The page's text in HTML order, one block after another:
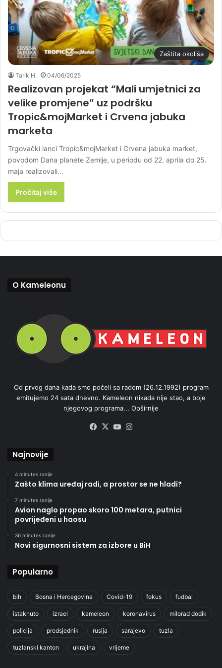
Zaštita okoliša
Tarik H. 04/06/2025
Realizovan projekat “Mali umjetnici za
velike promjene” uz podršku
Tropic&mojMarket i Crvena jabuka
marketa
Trgovački lanci Tropic&mojMarket i Crvena jabuka market,
povodom Dana planete Zemlje, u periodu od 22. aprila do 25.
maja realizovali…
Pročitaj više
O Kameleonu
Od prvog dana kada smo počeli sa radom (26.12.1992) program
emitujemo 24 sata dnevno. Kameleon nikada nije stao, a boje
njegovog programa... Opširnije
Facebook
X YouTube
Najnovije
4 minutes ranije
Zašto klima uređaj radi, a prostor se ne hladi?
7 minutes ranije
Avion naglo propao skoro 100 metara, putnici
povrijeđeni u haosu
36 minutes ranije
Novi sigurnosni sistem za izbore u BiH
Popularno
bih Bosna i Hercegovina Covid-19 fokus fudbal
istaknuto izrael kameleon koronavirus milorad dodik
policija predsjednik rusija sarajevo tuzla
tuzlanski kanton ukrajina vrijeme